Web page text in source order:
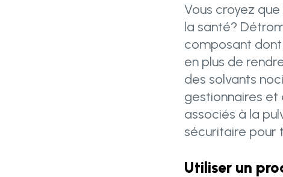
Vous croyez
la santé?
composant
en plus de
des solvants
gestionnaires et
associés à la
sécuritaire pour
Utiliser un